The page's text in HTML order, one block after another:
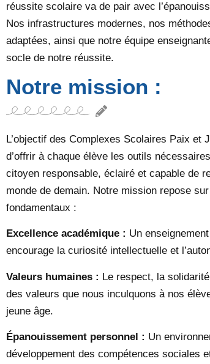
réussite scolaire va de pair avec
Nos infrastructures modernes, nos
adaptées, ainsi que notre équipe
socle de notre réussite.
Notre mission :
L’objectif des Complexes Scolaires Paix et
d’offrir à chaque élève les outils
citoyen responsable, éclairé et capable de
monde de demain. Notre mission repose
fondamentaux :
Excellence académique : Un
encourage la curiosité intellectuelle et
Valeurs humaines : Le respect, la
des valeurs que nous inculquons à nos
jeune âge.
Épanouissement personnel : Un
développement des compétences sociales